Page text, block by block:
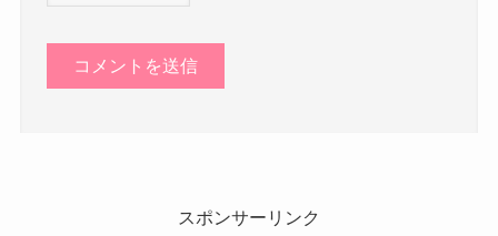
スポンサーリンク